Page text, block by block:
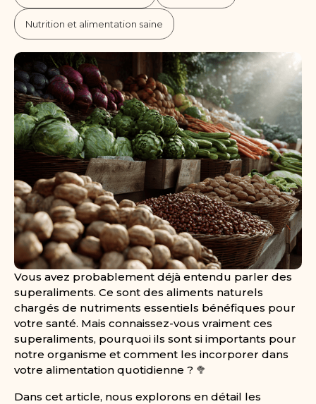
Nutrition et alimentation saine
Vous avez probablement déjà entendu parler des
superaliments. Ce sont des aliments naturels
chargés de nutriments essentiels bénéfiques pour
votre santé. Mais connaissez-vous vraiment ces
superaliments, pourquoi ils sont si importants pour
notre organisme et comment les incorporer dans
votre alimentation quotidienne ? 🥦
Dans cet article, nous explorons en détail les